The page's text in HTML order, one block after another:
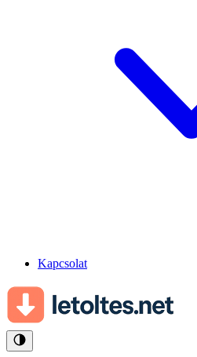
Kapcsolat